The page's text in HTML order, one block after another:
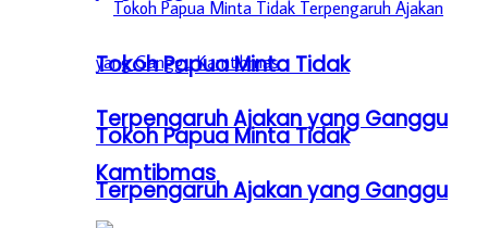
Tokoh Papua Minta Tidak
Terpengaruh Ajakan yang Ganggu
Kamtibmas
Tokoh Papua Minta Tidak
Terpengaruh Ajakan yang Ganggu